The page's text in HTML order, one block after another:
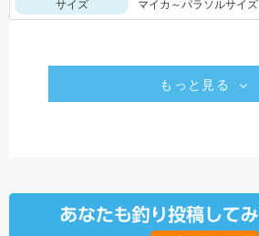
サイズ
マイカ～パラソルサイズ
もっと見る